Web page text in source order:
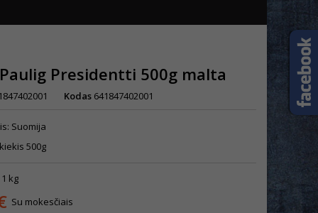
Presidentti 500g malta
Kodas 641847402001
Suomija
500g
kg
Su mokesčiais